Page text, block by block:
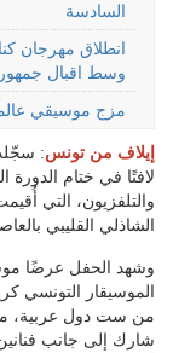
السادسة
انطلاق مهرجان
وسط اقبال
مزج موسيقي
إيلاف من تونس: سجّلت
لافتًا في ختام
والتلفزيون، التي
الشاذلي القليبي
وشهد الحفل عرضًا
الموسيقار التونسي
من ست دول عربية، من
شارك إلى جانب